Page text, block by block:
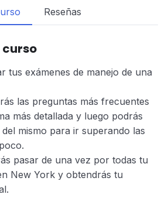
Reseñas
curso
tus exámenes de manejo de una
las preguntas más frecuentes
más detallada y luego podrás
mismo para ir superando las
pasar de una vez por todas tu
New York y obtendrás tu